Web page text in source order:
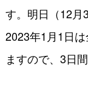
す。明日（12月
2023年1月1日
ますので、3日